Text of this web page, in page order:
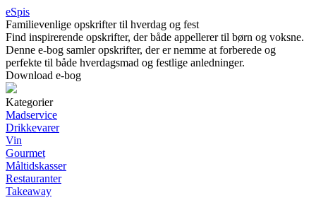
eSpis
Familievenlige opskrifter til hverdag og fest
Find inspirerende opskrifter, der både appellerer til børn og voksne.
Denne e-bog samler opskrifter, der er nemme at forberede og
perfekte til både hverdagsmad og festlige anledninger.
Download e-bog
Kategorier
Madservice
Drikkevarer
Vin
Gourmet
Måltidskasser
Restauranter
Takeaway